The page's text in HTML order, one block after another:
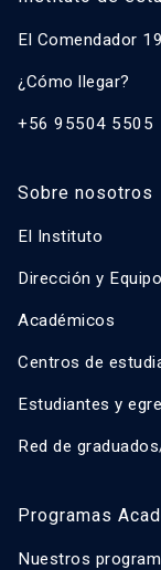
El Comendador
¿Cómo llegar?
+56 95504 5505
Sobre nosotros
El Instituto
Dirección y
Académicos
Centros de
Estudiantes y
Red de
Programas
Nuestros